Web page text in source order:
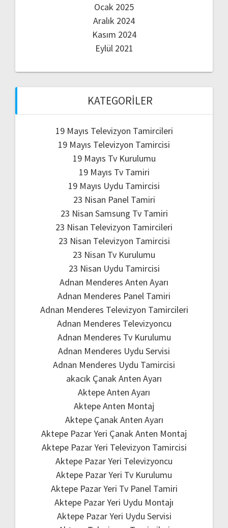
Ocak 2025
Aralık 2024
Kasım 2024
Eylül 2021
KATEGORILER
19 Mayıs Televizyon Tamircileri
19 Mayıs Televizyon Tamircisi
19 Mayıs Tv Kurulumu
19 Mayıs Tv Tamiri
19 Mayıs Uydu Tamircisi
23 Nisan Panel Tamiri
23 Nisan Samsung Tv Tamiri
23 Nisan Televizyon Tamircileri
23 Nisan Televizyon Tamircisi
23 Nisan Tv Kurulumu
23 Nisan Uydu Tamircisi
Adnan Menderes Anten Ayarı
Adnan Menderes Panel Tamiri
Adnan Menderes Televizyon Tamircileri
Adnan Menderes Televizyoncu
Adnan Menderes Tv Kurulumu
Adnan Menderes Uydu Servisi
Adnan Menderes Uydu Tamircisi
akacık Çanak Anten Ayarı
Aktepe Anten Ayarı
Aktepe Anten Montaj
Aktepe Çanak Anten Ayarı
Aktepe Pazar Yeri Çanak Anten Montaj
Aktepe Pazar Yeri Televizyon Tamircisi
Aktepe Pazar Yeri Televizyoncu
Aktepe Pazar Yeri Tv Kurulumu
Aktepe Pazar Yeri Tv Panel Tamiri
Aktepe Pazar Yeri Uydu Montajı
Aktepe Pazar Yeri Uydu Servisi